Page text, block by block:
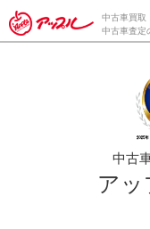
/*ABテスト_新規査定
中古車買取
中古車査定
中古
アッ